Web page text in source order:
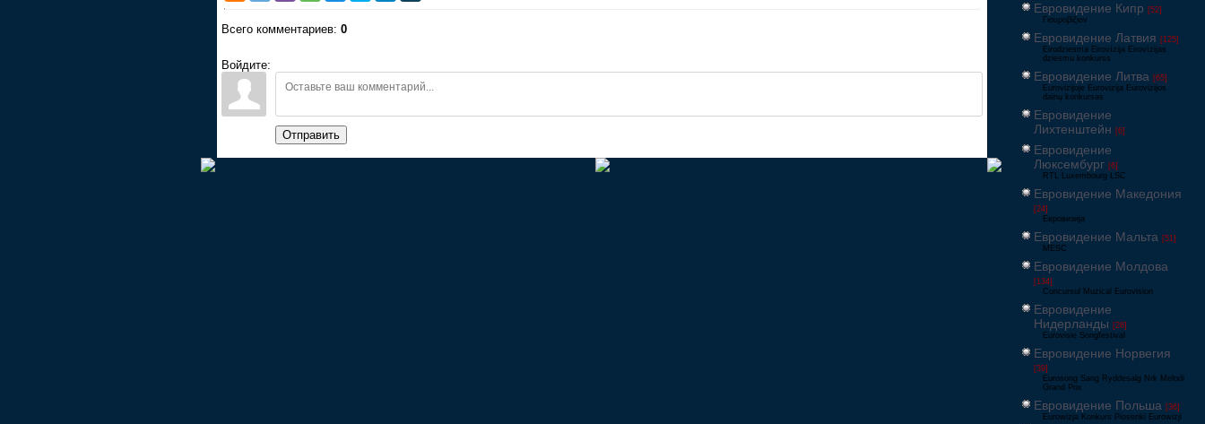
Всего комментариев: 0
Войдите:
Отправить
Евровидение Кипр [52]
Γιουροβίζιον
Евровидение Латвия [125]
Eirodziesma Eirovīzija Eirovīzijas
dziesmu konkurss
Евровидение Литва [65]
Eurovizijoje Eurovizija Eurovizijos
dainų konkursas
Евровидение
Лихтенштейн [6]
Евровидение
Люксембург [6]
RTL Luxembourg LSC
Евровидение Македония
[24]
Евровизија
Евровидение Мальта [51]
MESC
Евровидение Молдова
[134]
Concursul Muzical Eurovision
Евровидение
Нидерланды [26]
Eurovisie Songfestival
Евровидение Норвегия
[39]
Eurosong Sang Ryddesalg Nrk Melodi
Grand Prix
Евровидение Польша [36]
Eurowizja Konkurs Piosenki Eurowizji